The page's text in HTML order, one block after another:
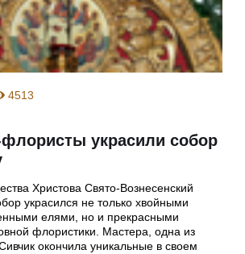
4513
украсили собор
Христова Свято-Вознесенский
украсился не только хвойными
елями, но и прекрасными
флористики. Мастера, одна из
окончила уникальные в своем